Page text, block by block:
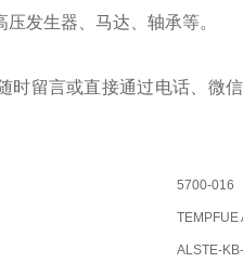
发生器、马达、轴承等。
时留言或直接通过电话、微
5700-016
TEMPFUE
ALSTE-